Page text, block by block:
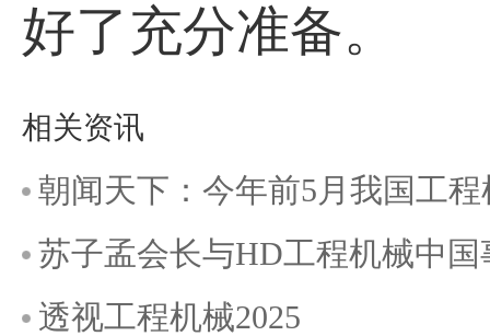
好了充分准备。
相关资讯
朝闻天下：今年前5月我国工
苏子孟会长与HD工程机械中
透视工程机械2025